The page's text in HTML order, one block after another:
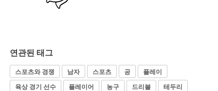
연관된 태그
스포츠와 경쟁 남자 스포츠 공
플레이
육상 경기 선수
플레이어 농구 드리블 테두리